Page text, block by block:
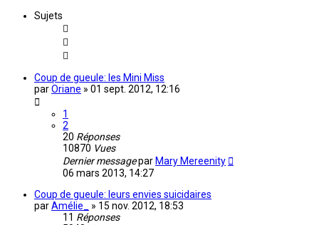
Sujets
Coup de gueule: les Mini Miss
parOriane » 01 sept. 2012, 12:16
1
2
20 Réponses
10870 Vues
Dernier messagepar Mary Mereenity
06 mars 2013, 14:27
Coup de gueule: leurs envies suicidaires
parAmélie_ » 15 nov. 2012, 18:53
11 Réponses